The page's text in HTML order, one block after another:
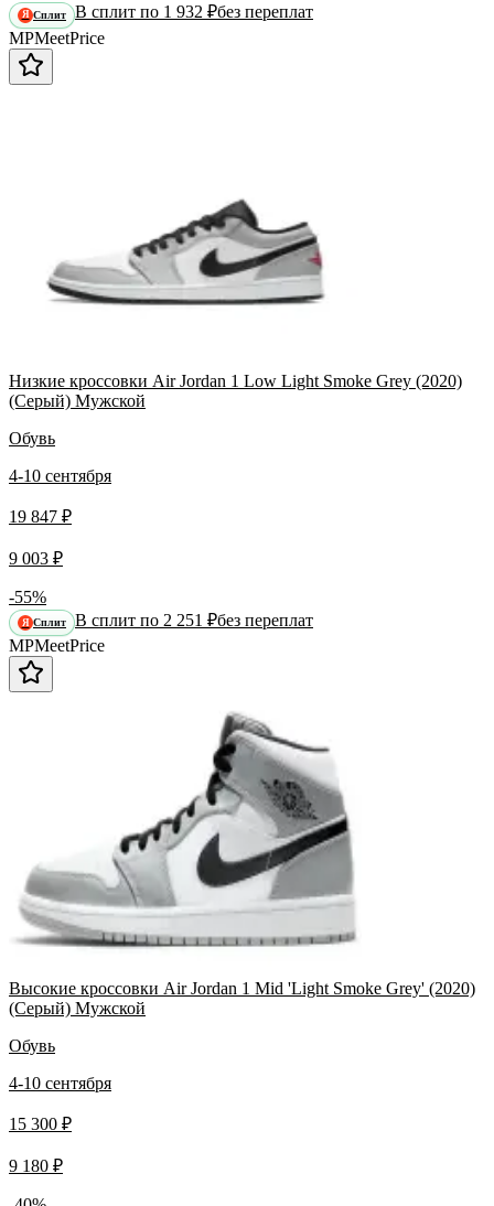
Я Сплит В сплит по 1 932 ₽без переплат
MPMeetPrice
Низкие кроссовки Air Jordan 1 Low Light Smoke Grey (2020)
(Серый) Мужской
Обувь
4-10 сентября
19 847 ₽
9 003 ₽
-55%
Я Сплит В сплит по 2 251 ₽без переплат
MPMeetPrice
Высокие кроссовки Air Jordan 1 Mid 'Light Smoke Grey' (2020)
(Серый) Мужской
Обувь
4-10 сентября
15 300 ₽
9 180 ₽